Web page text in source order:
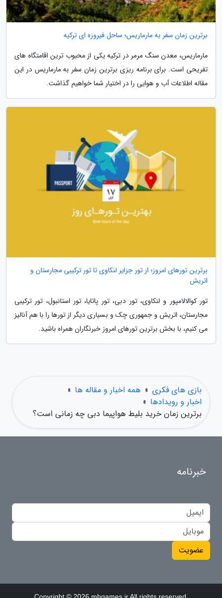
برترین زمان سفر به مارماریس؛ ساحل فیروزه ای ترکیه
مارماریس، معدن سنگ مرمر در ترکیه یکی از محبوب ترین اقامتگاه های
تفریحی است. برای برنامه ریزی برترین زمان سفر به مارماریس در این
مقاله اطلاعات آب و هوایی را در اختیار شما خواهیم گذاشت.
برترین تورهای امروز؛ از تور جزایر لنکاوی تا تور ترکیبی مجارستان و
اتریش
تور کوالالامپور و لنکاوی، تور دبی، تور پاتایا، تور استانبول، تور ترکیبی
مجارستان، اتریش و جمهوری چک و بسیاری دیگر از تورها را با هم آنالیز
می کنیم، با بخش برترین تورهای امروز خبرنگاران همراه باشید.
بازی های فکری » همه اخبار و مقاله ها »
اخبار و رویدادها »
برترین زمان خرید بلیط هواپیما دبی چه زمانی است؟
خبرنامه
عضویت